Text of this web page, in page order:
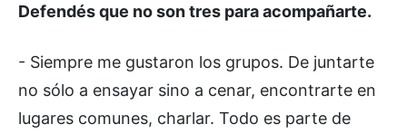
Defendés que no son tres para acompañarte.
- Siempre me gustaron los grupos. De juntarte
no sólo a ensayar sino a cenar, encontrarte en
lugares comunes, charlar. Todo es parte de